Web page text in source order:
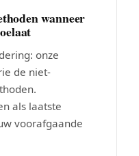
wanneer
onze
de niet-
als laatste
voorafgaande